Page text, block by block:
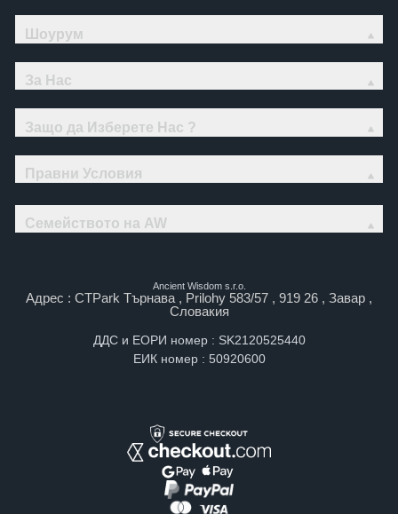
Шоурум
За Нас
Защо да Изберете Нас ?
Правни Условия
Семейството на AW
Ancient Wisdom s.r.o.
Адрес : CTPark Търнава , Prilohy 583/57 , 919 26 , Завар ,
Словакия
ДДС и ЕОРИ номер : SK2120525440
ЕИК номер : 50920600